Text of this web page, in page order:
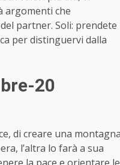
argomenti che
partner. Soli: prendete
per distinguervi dalla
20
di creare una
l’altra lo farà a sua
la pace e orientare le